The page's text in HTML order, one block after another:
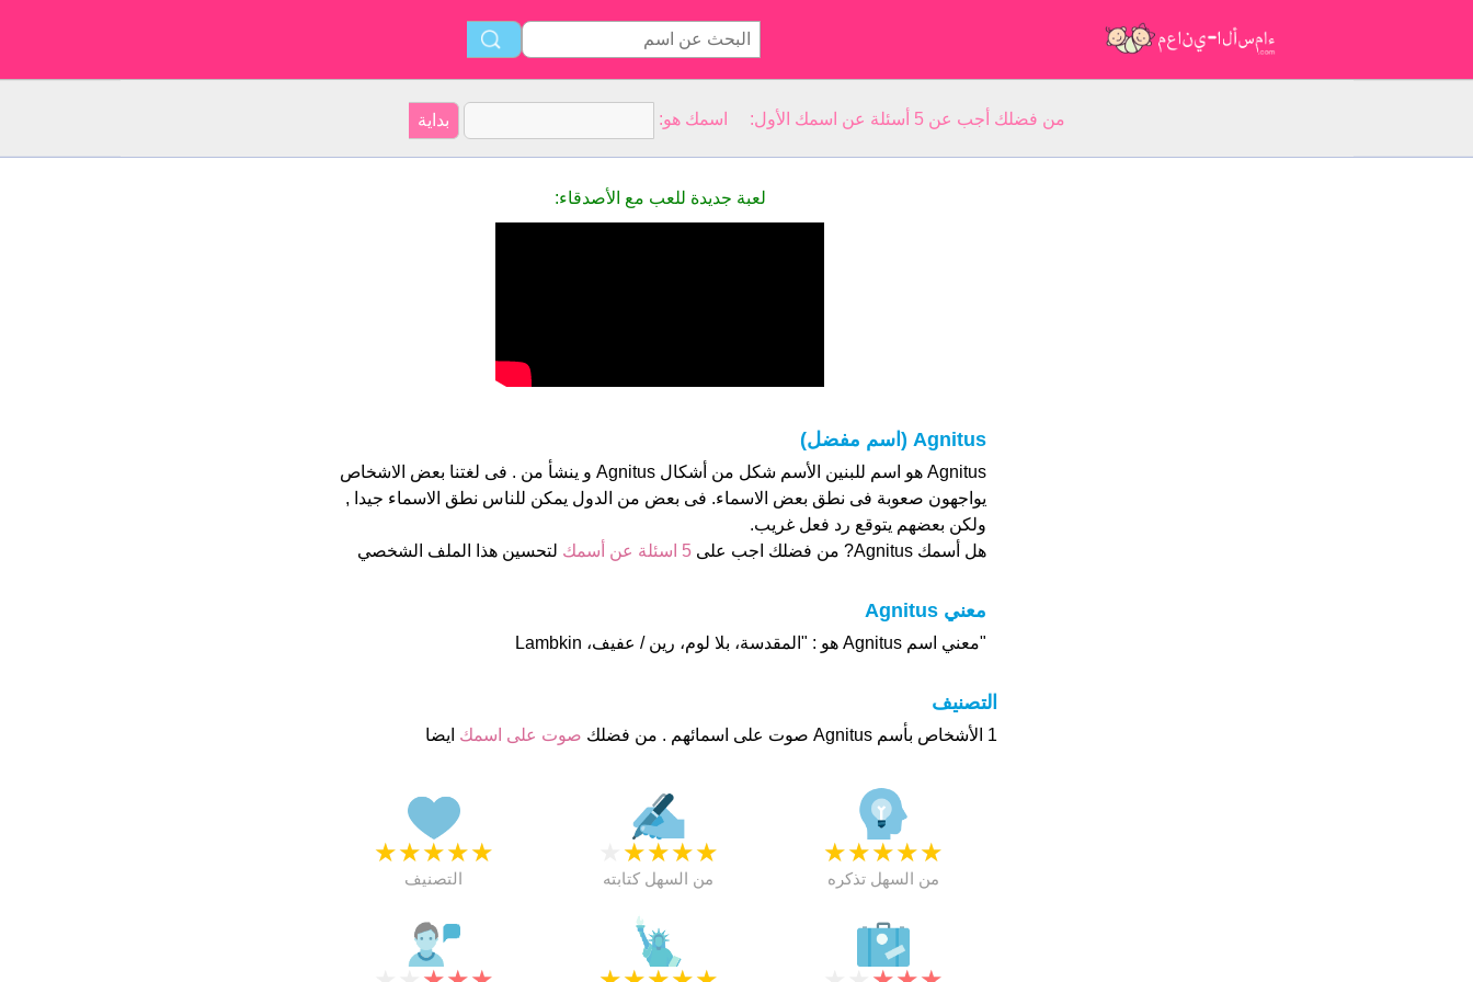
من فضلك أجب عن 5 أسئلة عن اسمك الأول: اسمك هو:
لعبة جديدة للعب مع الأصدقاء:
Agnitus (اسم مفضل)
Agnitus هو اسم للبنين الأسم شكل من أشكال Agnitus و ينشأ من . فى لغتنا بعض الاشخاص
يواجهون صعوبة فى نطق بعض الاسماء. فى بعض من الدول يمكن للناس نطق الاسماء جيدا ,
ولكن بعضهم يتوقع رد فعل غريب.
هل أسمك Agnitus? من فضلك اجب على
5 اسئلة عن أسمك لتحسين هذا الملف الشخصي
معني Agnitus
"معني اسم Agnitus هو : "المقدسة، بلا لوم، رين / عفيف، Lambkin
التصنيف
1 الأشخاص بأسم Agnitus صوت على اسمائهم . من فضلك صوت على اسمك ايضا
★
★
★
★
★
التصنيف
★
★
★
★
من السهل كتابته
★
★
★
★
★
من السهل تذكره